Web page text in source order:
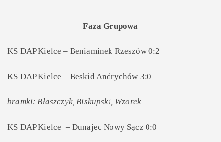
Faza Grupowa
KS DAP Kielce – Beniaminek Rzeszów 0:2
KS DAP Kielce – Beskid Andrychów 3:0
bramki: Błaszczyk, Biskupski, Wzorek
KS DAP Kielce – Dunajec Nowy Sącz 0:0